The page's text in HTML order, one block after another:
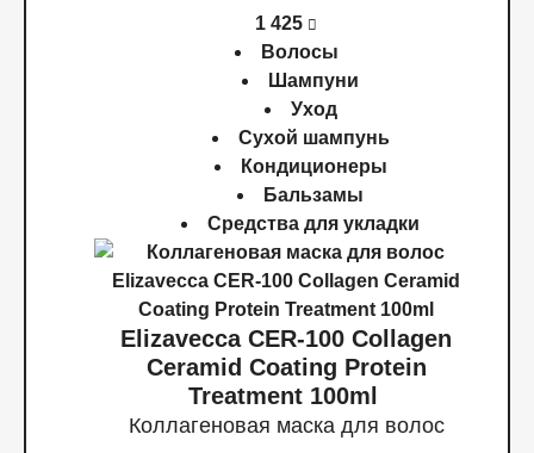
1 425
Волосы
Шампуни
Уход
Сухой шампунь
Кондиционеры
Бальзамы
Средства для укладки
Elizavecca CER-100 Collagen
Ceramid Coating Protein
Treatment 100ml
Коллагеновая маска для волос